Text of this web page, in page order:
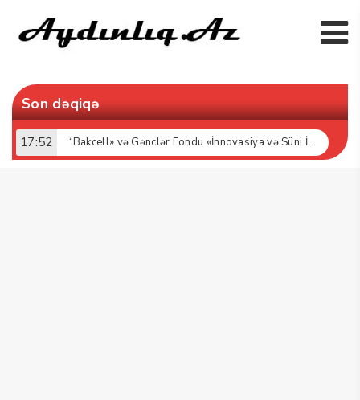
Son dəqiqə
17:52 “Bakcell» və Gənclər Fondu «İnnovasiya və Süni İntellekt» üzrə təqaüd proqramının qalibləri ilə görüş keçirib